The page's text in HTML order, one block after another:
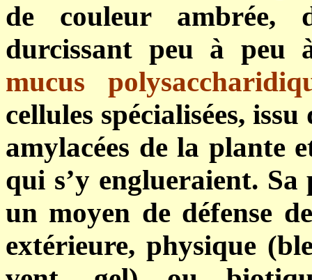
de couleur ambrée,
durcissant peu à peu
mucus
cellules spécialisées,
amylacées de la plante
qui s’y englueraient.
un moyen de défense
extérieure, physique